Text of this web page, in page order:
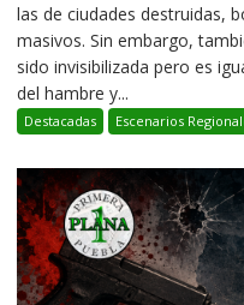
las de ciudades destruidas,
masivos. Sin embargo,
sido invisibilizada pero es
del hambre y...
Destacadas Escenarios